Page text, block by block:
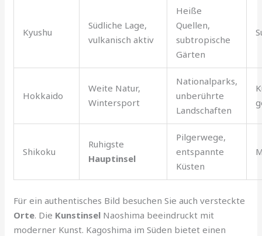
Kyushu
Südliche Lage,
vulkanisch aktiv
Heiße
Quellen,
subtropische
Gärten
Hokkaido
Weite Natur,
Wintersport
Nationalparks,
unberührte
Landschaften
Shikoku
Ruhigste
Hauptinsel
Pilgerwege,
entspannte
Küsten
Für ein authentisches Bild besuchen Sie auch versteckte
Orte. Die Kunstinsel Naoshima beeindruckt mit
moderner Kunst. Kagoshima im Süden bietet einen